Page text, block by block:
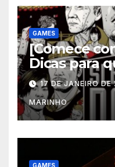
GAMES
[Comece
Dicas para
Sleeping
17 DE JANEIRO
MARINHO
GAMES